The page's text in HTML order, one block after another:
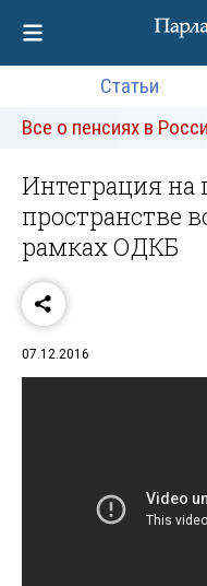
Статьи
Все о пенсиях в
Интеграция на
пространстве
рамках ОДКБ
07.12.2016